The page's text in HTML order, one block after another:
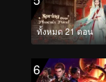
ทั้งหมด 21 ตอน
6